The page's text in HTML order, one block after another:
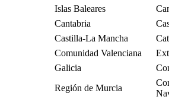
Islas Baleares
Cantabria
Castilla-La Mancha
Comunidad Valenciana
Galicia
Región de Murcia